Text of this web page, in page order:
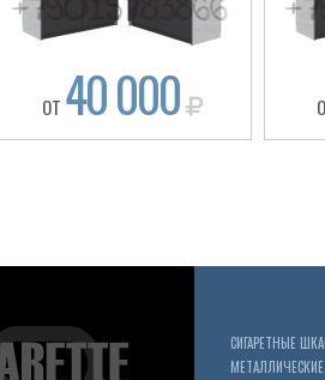
ОТ 40 000
СИГАРЕТНЫЕ